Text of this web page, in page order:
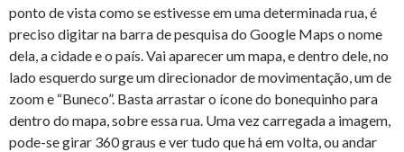
ponto de vista como se estivesse em uma determinada rua, é
preciso digitar na barra de pesquisa do Google Maps o nome
dela, a cidade e o país. Vai aparecer um mapa, e dentro dele, no
lado esquerdo surge um direcionador de movimentação, um de
zoom e “Buneco”. Basta arrastar o ícone do bonequinho para
dentro do mapa, sobre essa rua. Uma vez carregada a imagem,
pode-se girar 360 graus e ver tudo que há em volta, ou andar